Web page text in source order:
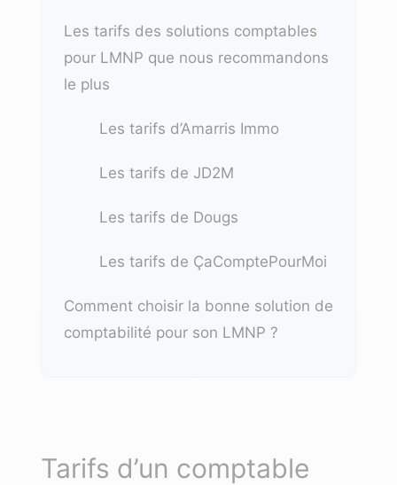
Les tarifs des solutions comptables
pour LMNP que nous recommandons
le plus
Les tarifs d’Amarris Immo
Les tarifs de JD2M
Les tarifs de Dougs
Les tarifs de ÇaComptePourMoi
Comment choisir la bonne solution de
comptabilité pour son LMNP ?
Tarifs d’un comptable